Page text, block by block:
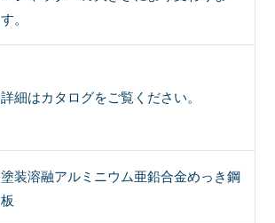
す。
詳細はカタログをご覧ください。
塗装溶融アルミニウム亜鉛合金めっき鋼
板